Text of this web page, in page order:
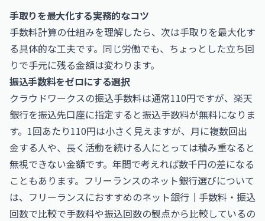
手取りを最大化する実務的なコツ
手数料計算の仕組みを理解したら、次は手取りを最大化す
る具体的な工夫です。同じ労働でも、ちょっとした立ち回
りで手元に残る金額は変わります。
振込手数料をゼロにする選択
クラウドワークスの振込手数料は通常110円ですが、楽天
銀行を振込先口座に指定すると振込手数料が無料になりま
す。1回あたり110円は小さく見えますが、月に複数回出
金する人や、長く活動を続ける人にとっては積み重なると
無視できない金額です。年間で考えれば数千円の差になる
こともあります。フリーランスのネット銀行選びについて
は、 フリーランスにおすすめのネット銀行｜手数料・振込
回数で比較で手数料や振込回数の観点から比較しているの